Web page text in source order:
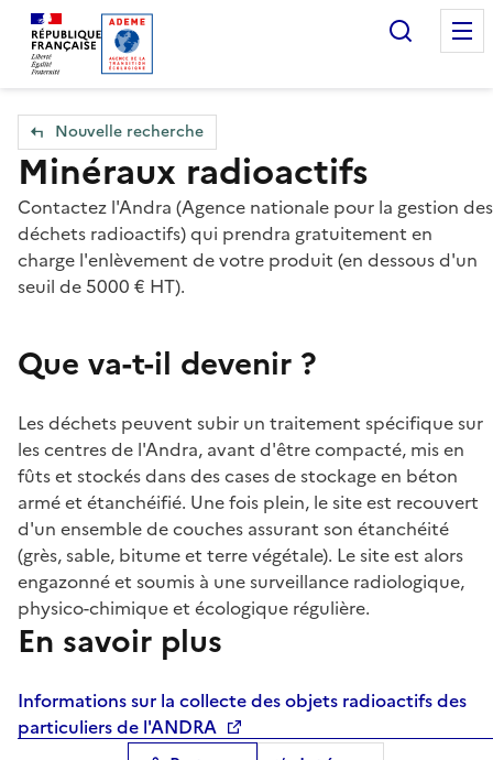
Accueil — Que Faire de mes objets & déchets
Nouvelle recherche
Minéraux radioactifs
Contactez l'Andra (Agence nationale pour la gestion des
déchets radioactifs) qui prendra gratuitement en
charge l'enlèvement de votre produit (en dessous d'un
seuil de 5000 € HT).
Que va-t-il devenir ?
Les déchets peuvent subir un traitement spécifique sur
les centres de l'Andra, avant d'être compacté, mis en
fûts et stockés dans des cases de stockage en béton
armé et étanchéifié. Une fois plein, le site est recouvert
d'un ensemble de couches assurant son étanchéité
(grès, sable, bitume et terre végétale). Le site est alors
engazonné et soumis à une surveillance radiologique,
physico-chimique et écologique régulière.
En savoir plus
Informations sur la collecte des objets radioactifs des
particuliers de l'ANDRA